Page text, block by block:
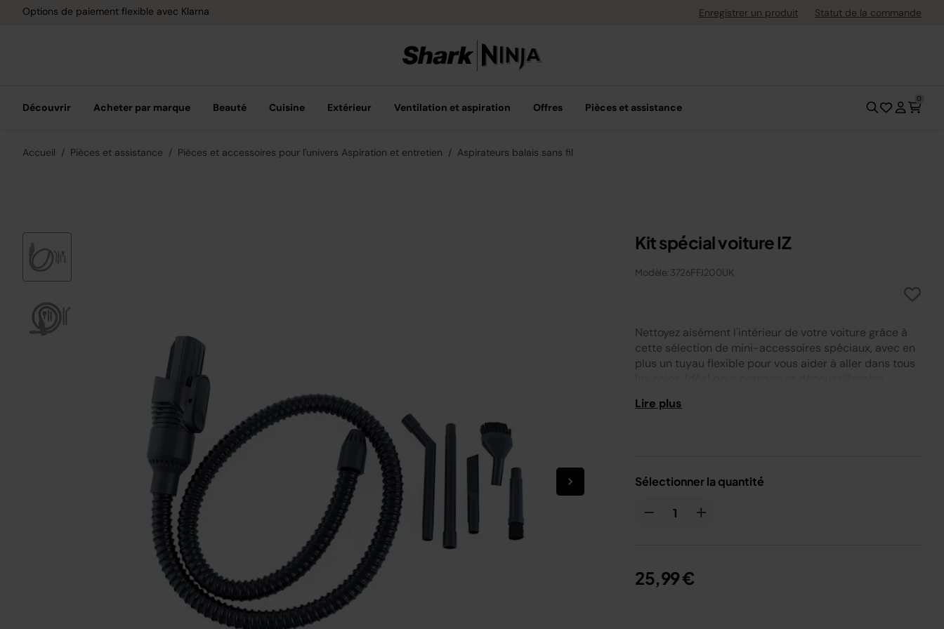
Options de paiement flexible avec Klarna Livraison gratuite dès 40 € d'achatEnregistrer un produit Statut de la commande
Découvrir Acheter par marque Beauté Cuisine Extérieur Ventilation et aspiration Offres Pièces et assistance
0
Accueil Pièces et assistance Pièces et accessoires pour l'univers Aspiration et entretien Aspirateurs balais sans fil
Kit spécial voiture IZ
Modèle: 3726FFJ200UK
Nettoyez aisément l'intérieur de votre voiture grâce à
cette sélection de mini-accessoires spéciaux, avec en
plus un tuyau flexible pour vous aider à aller dans tous
de portière, les tableaux de bord et les commandes.
avec votre produit, ou si vous avez d'autres
notre service clientèle au +33 (800) 908874 .
Lire plus
Sélectionner la quantité
25,99 €